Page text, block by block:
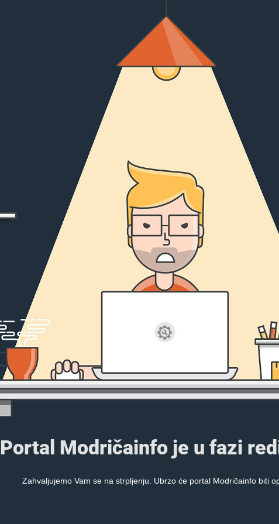
Portal Modričainfo je u fazi
Zahvaljujemo Vam se na strpljenju. Ubrzo će portal Modričainfo biti